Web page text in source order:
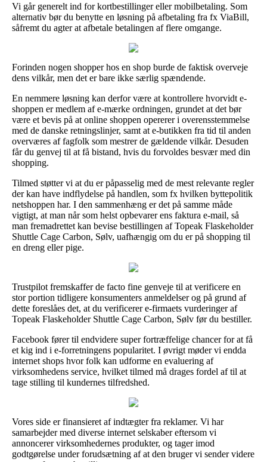
Vi går generelt ind for kortbestillinger eller mobilbetaling. Som
alternativ bør du benytte en løsning på afbetaling fra fx ViaBill,
såfremt du agter at afbetale betalingen af flere omgange.
Forinden nogen shopper hos en shop burde de faktisk overveje
dens vilkår, men det er bare ikke særlig spændende.
En nemmere løsning kan derfor være at kontrollere hvorvidt e-
shoppen er medlem af e-mærke ordningen, grundet at det bør
være et bevis på at online shoppen opererer i overensstemmelse
med de danske retningslinjer, samt at e-butikken fra tid til anden
overværes af fagfolk som mestrer de gældende vilkår. Desuden
får du genvej til at få bistand, hvis du forvoldes besvær med din
shopping.
Tilmed støtter vi at du er påpasselig med de mest relevante regler
der kan have indflydelse på handlen, som fx hvilken byttepolitik
netshoppen har. I den sammenhæng er det på samme måde
vigtigt, at man når som helst opbevarer ens faktura e-mail, så
man fremadrettet kan bevise bestillingen af Topeak Flaskeholder
Shuttle Cage Carbon, Sølv, uafhængig om du er på shopping til
en dreng eller pige.
Trustpilot fremskaffer de facto fine genveje til at verificere en
stor portion tidligere konsumenters anmeldelser og på grund af
dette foreslåes det, at du verificerer e-firmaets vurderinger af
Topeak Flaskeholder Shuttle Cage Carbon, Sølv før du bestiller.
Facebook fører til endvidere super fortræffelige chancer for at få
et kig ind i e-forretningens popularitet. I øvrigt møder vi endda
internet shops hvor folk kan udforme en evaluering af
virksomhedens service, hvilket tilmed må drages fordel af til at
tage stilling til kundernes tilfredshed.
Vores side er finansieret af indtægter fra reklamer. Vi har
samarbejder med diverse internet selskaber eftersom vi
annoncerer virksomhedernes produkter, og tager imod
godtgørelse under forudsætning af at den bruger vi sender videre